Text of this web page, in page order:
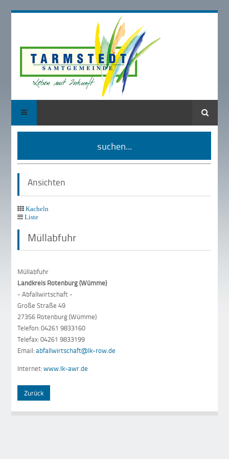
Suche
suchen...
Ansichten
Kacheln
Liste
Müllabfuhr
Müllabfuhr
Landkreis Rotenburg (Wümme)
- Abfallwirtschaft -
Große Straße 49
27356 Rotenburg (Wümme)
Telefon: 04261 9833160
Telefax: 04261 9833199
Email:abfallwirtschaft@lk-row.de
Internet:www.lk-awr.de
Zurück